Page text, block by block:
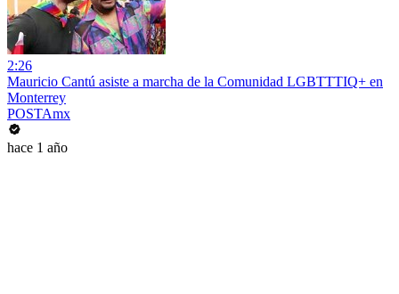
2:26
Mauricio Cantú asiste a marcha de la Comunidad LGBTTTIQ+ en
Monterrey
POSTAmx
hace 1 año